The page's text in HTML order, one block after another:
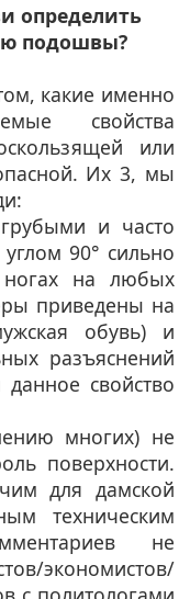
определить
подошвы?
какие именно
свойства
или
Их 3, мы
и часто
90° сильно
на любых
приведены на
обувь) и
разъяснений
свойство
многих) не
поверхности.
для дамской
техническим
не
экономистов/